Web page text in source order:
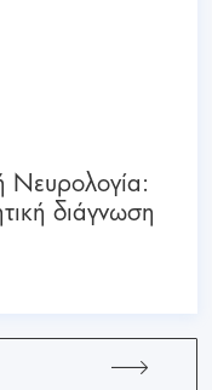
Νευρολογία:
διάγνωση